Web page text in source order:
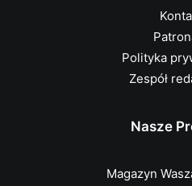
Polityka
Zespół
Nasze
Magazyn